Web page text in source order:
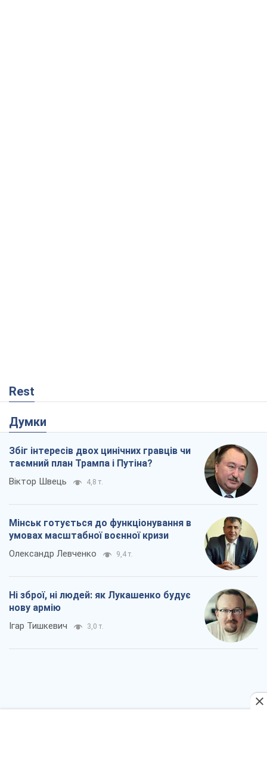
Rest
Думки
Збіг інтересів двох цинічних гравців чи
таємний план Трампа і Путіна?
Віктор Швець 4,8 т.
Мінськ готується до функціонування в
умовах масштабної воєнної кризи
Олександр Левченко 9,4 т.
Ні зброї, ні людей: як Лукашенко будує
нову армію
Ігар Тишкевич 3,0 т.